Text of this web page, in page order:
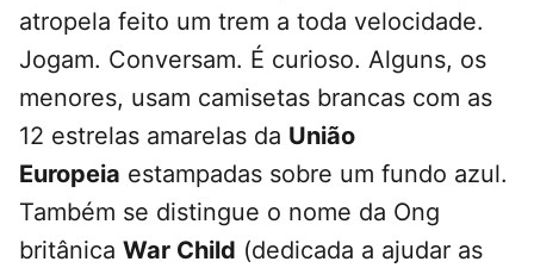
atropela feito um trem a toda velocidade.
Jogam. Conversam. É curioso. Alguns, os
menores, usam camisetas brancas com as
12 estrelas amarelas da União
Europeia estampadas sobre um fundo azul.
Também se distingue o nome da Ong
britânica War Child (dedicada a ajudar as